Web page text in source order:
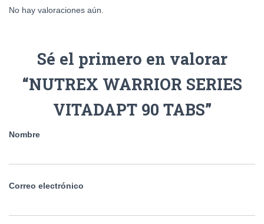
No hay valoraciones aún.
Sé el primero en valorar
“NUTREX WARRIOR SERIES
VITADAPT 90 TABS”
Nombre
Correo electrónico